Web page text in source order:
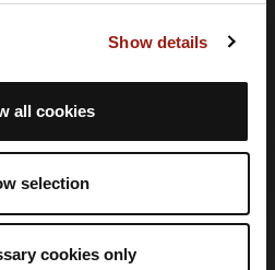
Show details
all cookies
selection
cookies only